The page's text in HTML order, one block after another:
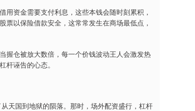
资金需要支付利息，这些本钱会随时刻累积，
以保险借款安全，这常常发生在商场最低点，
握仓被放大数倍，每一个价钱波动王人会激发热
杆诬告的心态。
天国到地狱的陨落。那时，场外配资盛行，杠杆